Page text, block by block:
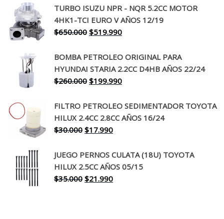
original
era:
$130.000.
actual
es:
$94.990.
TURBO ISUZU NPR - NQR 5.2CC MOTOR
4HK1-TCI EURO V AÑOS 12/19
$650.000 El
original
era:
$650.000.
$519.990El
actual
es:
$519.990.
BOMBA PETROLEO ORIGINAL PARA
HYUNDAI STARIA 2.2CC D4HB AÑOS 22/24
$260.000 El
original
era:
$260.000.
$199.990El
actual
es:
FILTRO PETROLEO SEDIMENTADOR TOYOTA
HILUX 2.4CC 2.8CC AÑOS 16/24
$30.000 El
original
era:
$30.000.
$17.990El
actual
es:
$17.990.
JUEGO PERNOS CULATA (18U) TOYOTA
HILUX 2.5CC AÑOS 05/15
$35.000 El
$21.990El